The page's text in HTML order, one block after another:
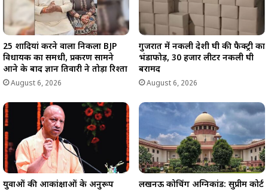
25 शादियां करने वाला निकला BJP
विधायक का समधी, प्रकरण सामने
आने के बाद ज्ञान तिवारी ने तोड़ा रिश्ता
August 6, 2026
गुजरात में नकली देशी घी की फैक्ट्री का
भंडाफोड़, 30 हजार लीटर नकली घी
बरामद
August 6, 2026
युवाओं की आकांक्षाओं के अनुरूप
लखनऊ कोचिंग अग्निकांड: सुप्रीम कोर्ट